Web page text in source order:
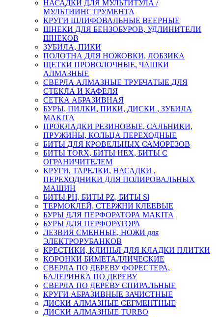
НАСАДКИ ДЛЯ МУЛЬТИТУЛА /
МУЛЬТИИНСТРУМЕНТА
КРУГИ ШЛИФОВАЛЬНЫЕ ВЕЕРНЫЕ
ШНЕКИ ДЛЯ БЕНЗОБУРОВ, УДЛИНИТЕЛИ
ШНЕКОВ
ЗУБИЛА, ПИКИ
ПОЛОТНА ДЛЯ НОЖОВКИ, ЛОБЗИКА
ЩЕТКИ ПРОВОЛОЧНЫЕ, ЧАШКИ
АЛМАЗНЫЕ
СВЕРЛА АЛМАЗНЫЕ ТРУБЧАТЫЕ ДЛЯ
СТЕКЛА И КАФЕЛЯ
СЕТКА АБРАЗИВНАЯ
БУРЫ, ПИЛКИ, ПИКИ, ДИСКИ , ЗУБИЛА
MAKITA
ПРОКЛАДКИ РЕЗИНОВЫЕ, САЛЬНИКИ,
ПРУЖИНЫ, КОЛЬЦА ПЕРЕХОДНЫЕ
БИТЫ ДЛЯ КРОВЕЛЬНЫХ САМОРЕЗОВ
БИТЫ TORX, БИТЫ НЕХ, БИТЫ С
ОГРАНИЧИТЕЛЕМ
КРУГИ, ТАРЕЛКИ, НАСАДКИ ,
ПЕРЕХОДНИКИ ДЛЯ ПОЛИРОВАЛЬНЫХ
МАШИН
БИТЫ PH, БИТЫ PZ, БИТЫ Sl
ТЕРМОКЛЕЙ, СТЕРЖНИ КЛЕЕВЫЕ
БУРЫ ДЛЯ ПЕРФОРАТОРА MAKITA
БУРЫ ДЛЯ ПЕРФОРАТОРА
ЛЕЗВИЯ СМЕННЫЕ, НОЖИ для
ЭЛЕКТРОРУБАНКОВ
КРЕСТИКИ, КЛИНЬЯ ДЛЯ КЛАДКИ ПЛИТКИ
КОРОНКИ БИМЕТАЛЛИЧЕСКИЕ
СВЕРЛА ПО ДЕРЕВУ ФОРЕСТЕРА,
БАЛЕРИНКА ПО ДЕРЕВУ
СВЕРЛА ПО ДЕРЕВУ СПИРАЛЬНЫЕ
КРУГИ АБРАЗИВНЫЕ ЗАЧИСТНЫЕ
ДИСКИ АЛМАЗНЫЕ СЕГМЕНТНЫЕ
ДИСКИ АЛМАЗНЫЕ TURBO